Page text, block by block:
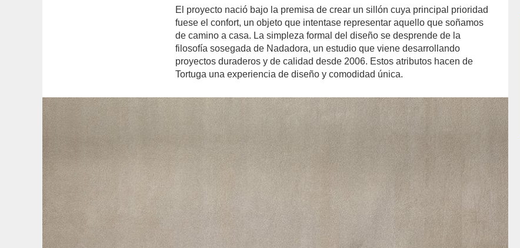
El proyecto nació bajo la premisa de crear un sillón cuya principal prioridad
fuese el confort, un objeto que intentase representar aquello que soñamos
de camino a casa. La simpleza formal del diseño se desprende de la
filosofía sosegada de Nadadora, un estudio que viene desarrollando
proyectos duraderos y de calidad desde 2006. Estos atributos hacen de
Tortuga una experiencia de diseño y comodidad única.